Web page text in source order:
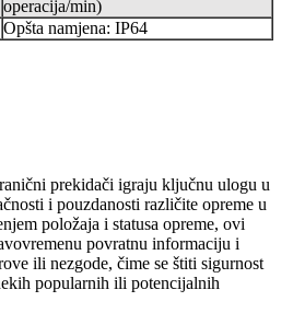
operacija/min)
Opšta namjena: IP64
prekidači igraju ključnu ulogu u
i pouzdanosti različite opreme u
položaja i statusa opreme, ovi
povratnu informaciju i
ili nezgode, čime se štiti sigurnost
popularnih ili potencijalnih